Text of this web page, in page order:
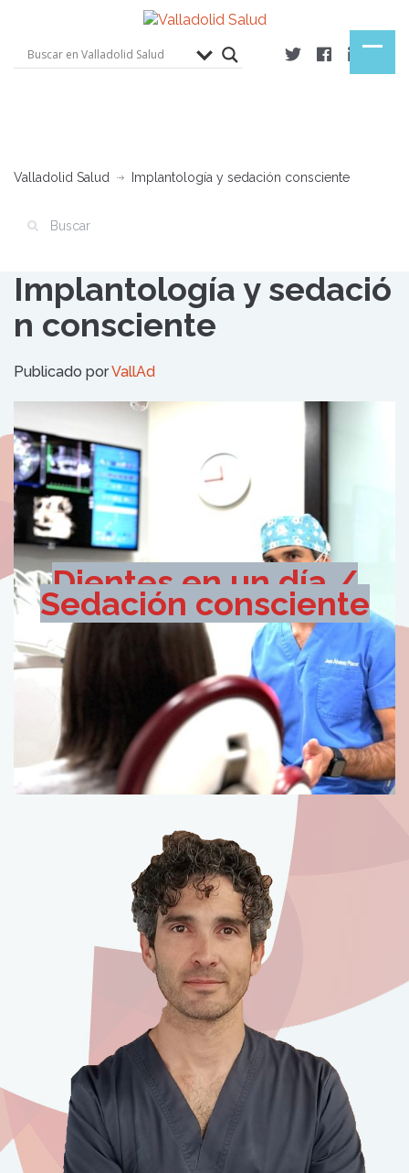
Valladolid Salud Implantología y sedación consciente
Implantología y sedació
n consciente
Publicado porVallAd
Dientes en un día /
Sedación consciente